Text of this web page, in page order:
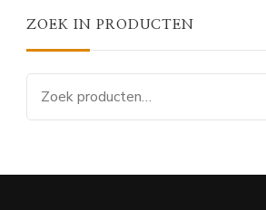
ZOEK IN PRODUCTEN